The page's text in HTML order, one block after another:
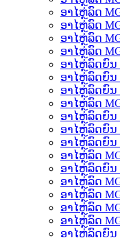
ອາໄຫຼ່ລົດ
ອາໄຫຼ່ລົດ
ອາໄຫຼ່ລົດ
ອາໄຫຼ່ລົດ
ອາໄຫຼ່ລົດຍົນ
ອາໄຫຼ່ລົດຍົນ
ອາໄຫຼ່ລົດຍົນ
ອາໄຫຼ່ລົດ
ອາໄຫຼ່ລົດຍົນ
ອາໄຫຼ່ລົດຍົນ
ອາໄຫຼ່ລົດຍົນ
ອາໄຫຼ່ລົດ
ອາໄຫຼ່ລົດຍົນ
ອາໄຫຼ່ລົດ
ອາໄຫຼ່ລົດ
ອາໄຫຼ່ລົດ
ອາໄຫຼ່ລົດ
ອາໄຫຼ່ລົດຍົນ